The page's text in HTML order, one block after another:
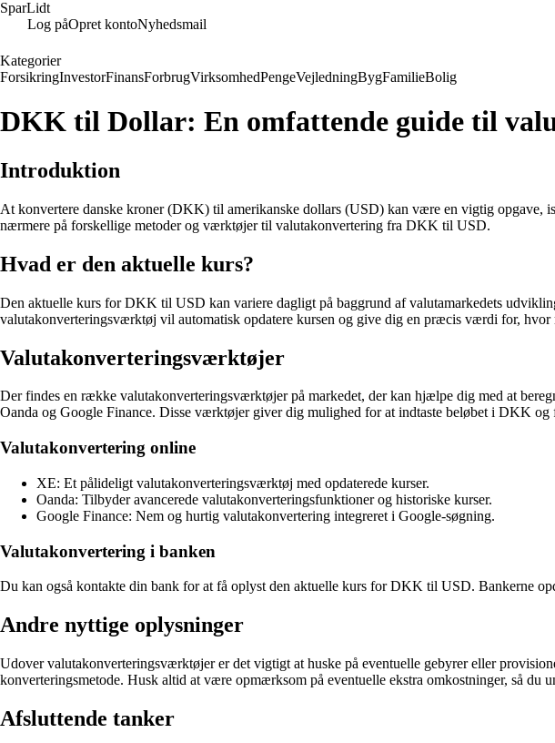
SparLidt
Log påOpret kontoNyhedsmail
Kategorier
ForsikringInvestorFinansForbrugVirksomhedPengeVejledningBygFamilieBolig
DKK til Dollar: En omfattende guide til
Introduktion
At konvertere danske kroner (DKK) til amerikanske dollars (USD) kan være en vigtig opgave,
nærmere på forskellige metoder og værktøjer til valutakonvertering fra DKK til USD.
Hvad er den aktuelle kurs?
Den aktuelle kurs for DKK til USD kan variere dagligt på baggrund af valutamarkedets
valutakonverteringsværktøj vil automatisk opdatere kursen og give dig en præcis værdi for,
Valutakonverteringsværktøjer
Der findes en række valutakonverteringsværktøjer på markedet, der kan hjælpe dig med at
Oanda og Google Finance. Disse værktøjer giver dig mulighed for at indtaste beløbet i DKK
Valutakonvertering online
XE: Et pålideligt valutakonverteringsværktøj med opdaterede kurser.
Oanda: Tilbyder avancerede valutakonverteringsfunktioner og historiske kurser.
Google Finance: Nem og hurtig valutakonvertering integreret i Google-søgning.
Valutakonvertering i banken
Du kan også kontakte din bank for at få oplyst den aktuelle kurs for DKK til USD. Bankerne
Andre nyttige oplysninger
Udover valutakonverteringsværktøjer er det vigtigt at huske på eventuelle gebyrer eller
konverteringsmetode. Husk altid at være opmærksom på eventuelle ekstra omkostninger, så du
Afsluttende tanker